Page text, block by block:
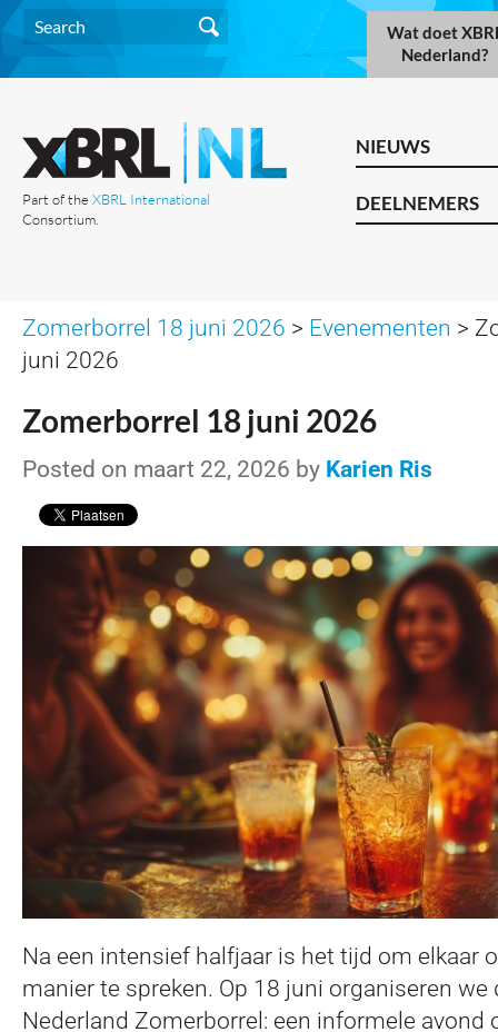
Wat doet
Nederland?
Part of the XBRL International
Consortium.
NIEUWS
DEELNEMERS
Zomerborrel 18 juni 2026 > Evenementen >
juni 2026
Zomerborrel 18 juni 2026
Posted on maart 22, 2026 by Karien Ris
Na een intensief halfjaar is het tijd om elkaar
manier te spreken. Op 18 juni organiseren we
Nederland Zomerborrel: een informele avond